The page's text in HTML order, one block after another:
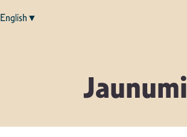
English▼
Jaunumi